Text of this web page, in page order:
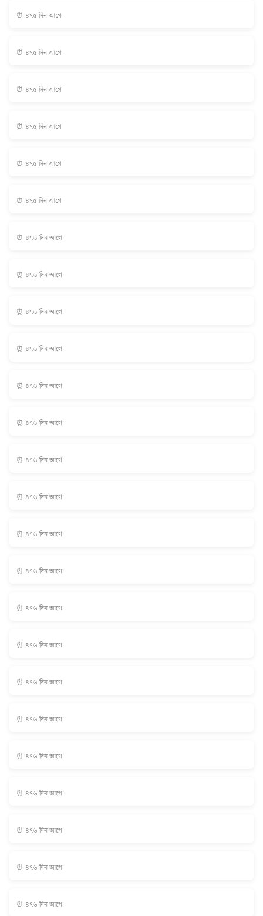
⏰ ৪৭৫ দিন আগে
⏰ ৪৭৫ দিন আগে
⏰ ৪৭৫ দিন আগে
⏰ ৪৭৫ দিন আগে
⏰ ৪৭৫ দিন আগে
⏰ ৪৭৫ দিন আগে
⏰ ৪৭৬ দিন আগে
⏰ ৪৭৬ দিন আগে
⏰ ৪৭৬ দিন আগে
⏰ ৪৭৬ দিন আগে
⏰ ৪৭৬ দিন আগে
⏰ ৪৭৬ দিন আগে
⏰ ৪৭৬ দিন আগে
⏰ ৪৭৬ দিন আগে
⏰ ৪৭৬ দিন আগে
⏰ ৪৭৬ দিন আগে
⏰ ৪৭৬ দিন আগে
⏰ ৪৭৬ দিন আগে
⏰ ৪৭৬ দিন আগে
⏰ ৪৭৬ দিন আগে
⏰ ৪৭৬ দিন আগে
⏰ ৪৭৬ দিন আগে
⏰ ৪৭৬ দিন আগে
⏰ ৪৭৬ দিন আগে
⏰ ৪৭৬ দিন আগে